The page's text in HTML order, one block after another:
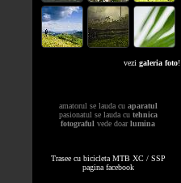
vezi galeria foto!
amatorul se lauda cu aparatul
pasionatul se lauda cu tehnica
fotograful vede doarlumina
Trasee cu bicicleta MTB XC / SSP
pagina facebook